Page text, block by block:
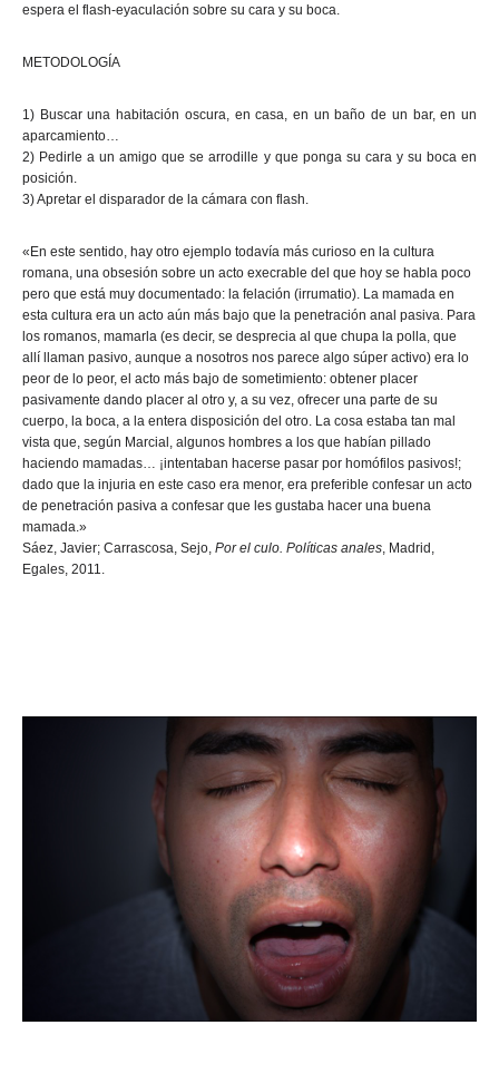
espera el flash-eyaculación sobre su cara y su boca.
METODOLOGÍA
1) Buscar una habitación oscura, en casa, en un baño de un bar, en un
aparcamiento…
2) Pedirle a un amigo que se arrodille y que ponga su cara y su boca en
posición.
3) Apretar el disparador de la cámara con flash.
«En este sentido, hay otro ejemplo todavía más curioso en la cultura
romana, una obsesión sobre un acto execrable del que hoy se habla poco
pero que está muy documentado: la felación (irrumatio). La mamada en
esta cultura era un acto aún más bajo que la penetración anal pasiva. Para
los romanos, mamarla (es decir, se desprecia al que chupa la polla, que
allí llaman pasivo, aunque a nosotros nos parece algo súper activo) era lo
peor de lo peor, el acto más bajo de sometimiento: obtener placer
pasivamente dando placer al otro y, a su vez, ofrecer una parte de su
cuerpo, la boca, a la entera disposición del otro. La cosa estaba tan mal
vista que, según Marcial, algunos hombres a los que habían pillado
haciendo mamadas… ¡intentaban hacerse pasar por homófilos pasivos!;
dado que la injuria en este caso era menor, era preferible confesar un acto
de penetración pasiva a confesar que les gustaba hacer una buena
mamada.»
Sáez, Javier; Carrascosa, Sejo, Por el culo. Políticas anales, Madrid,
Egales, 2011.